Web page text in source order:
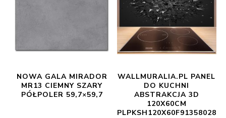
NOWA GALA MIRADOR
MR13 CIEMNY SZARY
PÓŁPOLER 59,7×59,7
WALLMURALIA.PL PANEL
DO KUCHNI
ABSTRAKCJA 3D
120X60CM
PLPKSH120X60F91358028